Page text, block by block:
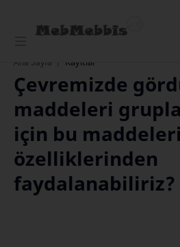
Ana Sayfa Kayıtlar
Çevremizde
maddeleri
için bu
özelliklerinden
faydalanabiliriz?